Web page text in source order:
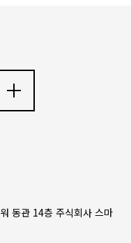
동관 14층 주식회사 스마